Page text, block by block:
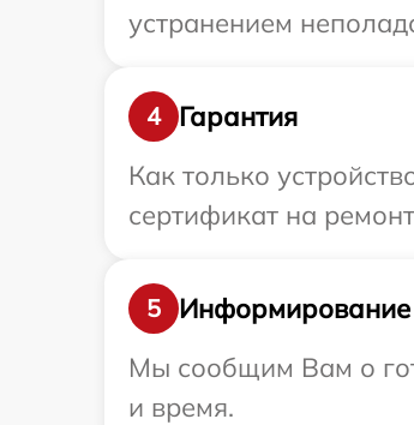
устранением
4
Гарантия
Как только
сертификат на
5
Информирование
Мы сообщим Вам о
и время.